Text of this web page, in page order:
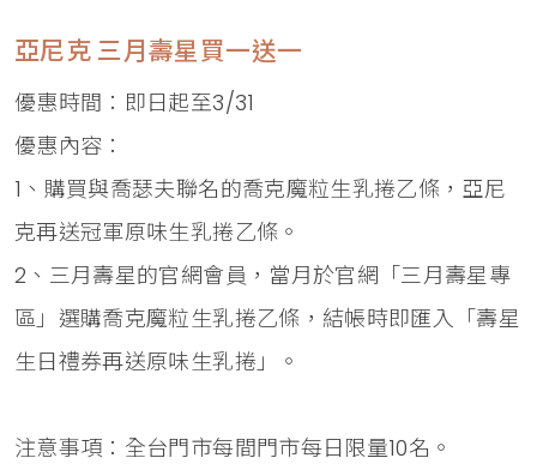
亞尼克 三月壽星買一送一
優惠時間：即日起至3/31
優惠內容：
1、購買與喬瑟夫聯名的喬克魔粒生乳捲乙條，亞尼
克再送冠軍原味生乳捲乙條。
2、三月壽星的官網會員，當月於官網「三月壽星專
區」選購喬克魔粒生乳捲乙條，結帳時即匯入「壽星
生日禮券再送原味生乳捲」。
注意事項：全台門市每間門市每日限量10名。